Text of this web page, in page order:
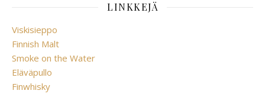
LINKKEJÄ
Viskisieppo
Finnish Malt
Smoke on the Water
Eläväpullo
Finwhisky